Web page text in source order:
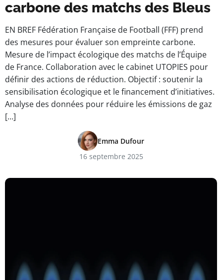
carbone des matchs des Bleus
EN BREF Fédération Française de Football (FFF) prend
des mesures pour évaluer son empreinte carbone.
Mesure de l’impact écologique des matchs de l’Équipe
de France. Collaboration avec le cabinet UTOPIES pour
définir des actions de réduction. Objectif : soutenir la
sensibilisation écologique et le financement d’initiatives.
Analyse des données pour réduire les émissions de gaz
[…]
Emma Dufour
16 septembre 2025